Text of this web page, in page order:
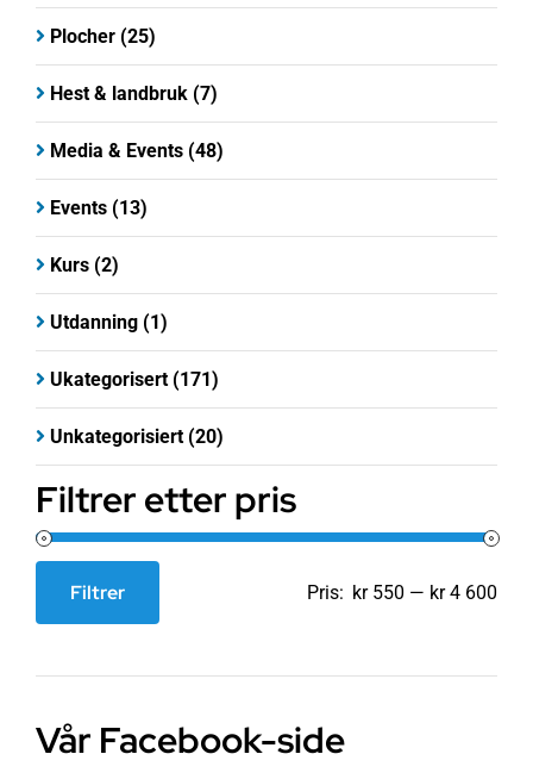
Plocher (25)
Hest & landbruk (7)
Media & Events (48)
Events (13)
Kurs (2)
Utdanning (1)
Ukategorisert (171)
Unkategorisiert (20)
Filtrer etter pris
Makspris
Filtrer Pris: kr 550 — kr 4 600
Vår Facebook-side